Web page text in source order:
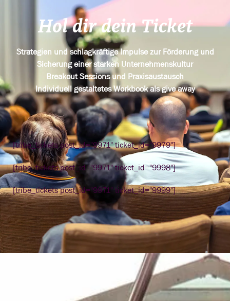
Hol dir dein Ticket
Strategien und schlagkräftige Impulse zur Förderung und
Sicherung einer starken Unternehmenskultur
Breakout Sessions und Praxisaustausch
Individuell gestaltetes Workbook als give away
[tribe_tickets post_id="9971" ticket_id="9979"]
[tribe_tickets post_id="9971" ticket_id="9998"]
[tribe_tickets post_id="9971" ticket_id="9999"]